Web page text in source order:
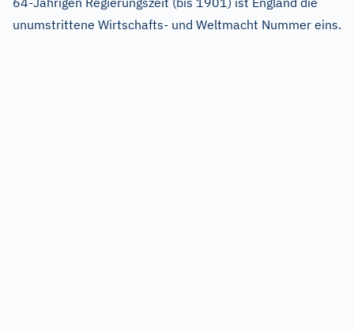
unumstrittene Wirtschafts- und Weltmacht Nummer eins.